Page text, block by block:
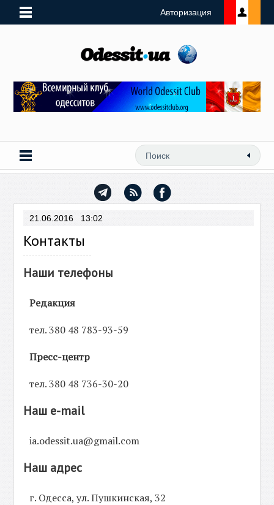
Авторизация
21.06.2016 13:02
Контакты
Наши телефоны
Редакция
тел. 380 48 783-93-59
Пресс-центр
тел. 380 48 736-30-20
Наш e-mail
ia.odessit.ua@gmail.com
Наш адрес
г. Одесса, ул. Пушкинская, 32